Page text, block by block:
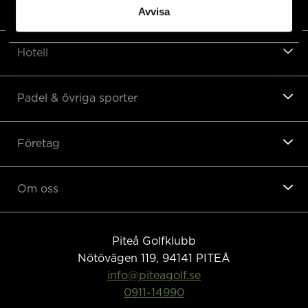
Avvisa
Hotell
Padel & övriga sporter
Företag
Om oss
Piteå Golfklubb
Nötövägen 119, 94141
PITEÅ
info@piteagolf.se
0911-14990